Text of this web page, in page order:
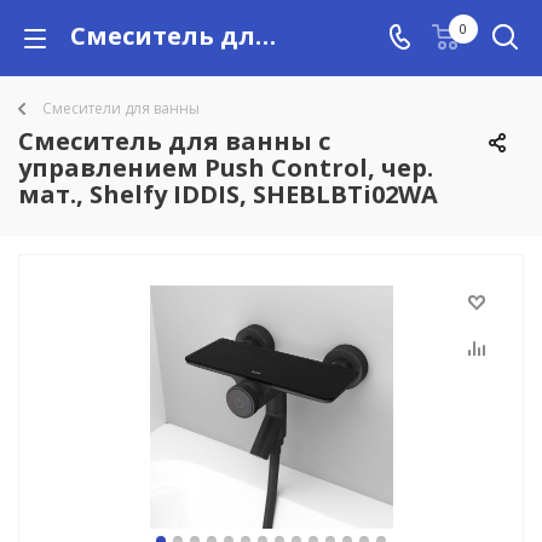
Смеситель для ванны с управлением Push Control, чер. мат., Shelfy IDDIS, SHEBLBTi02WA купить в Алматы с доставкой по Казахстану, цены 0
Смесители для ванны
Смеситель для ванны с
управлением Push Control, чер.
мат., Shelfy IDDIS, SHEBLBTi02WA